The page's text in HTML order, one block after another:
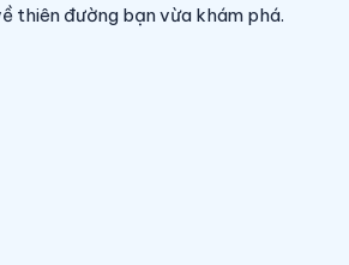
thiên đường bạn vừa khám phá.